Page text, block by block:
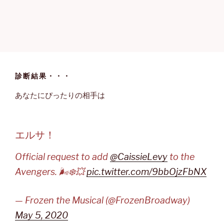
診断結果・・・
あなたにぴったりの相手は
エルサ！
Official request to add@CaissieLevy to the
Avengers. 🌬❄️💥pic.twitter.com/9bbOjzFbNX
— Frozen the Musical (@FrozenBroadway)
May 5, 2020